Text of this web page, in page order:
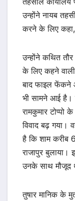
उन्होंने नायब
करने के लिए कहा,
उन्होंने कथित
के लिए कहने
बाद फाइल फेंकने
भी सामने आई है।
रामकुमार टोप्पो
विवाद बढ़ गया।
है कि शाम करीब
राजापुर बुलाया।
उनके साथ मौजूद
तुषार मानिक के